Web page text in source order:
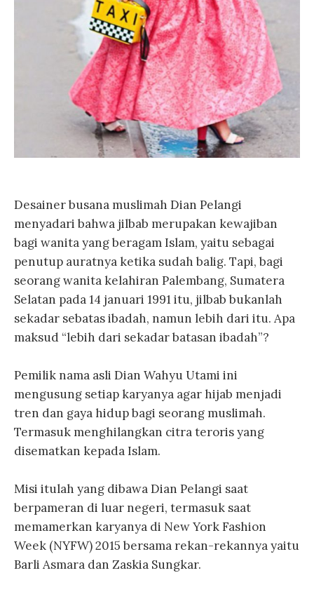
Desainer busana muslimah Dian Pelangi
menyadari bahwa jilbab merupakan kewajiban
bagi wanita yang beragam Islam, yaitu sebagai
penutup auratnya ketika sudah balig. Tapi, bagi
seorang wanita kelahiran Palembang, Sumatera
Selatan pada 14 januari 1991 itu, jilbab bukanlah
sekadar sebatas ibadah, namun lebih dari itu. Apa
maksud “lebih dari sekadar batasan ibadah”?
Pemilik nama asli Dian Wahyu Utami ini
mengusung setiap karyanya agar hijab menjadi
tren dan gaya hidup bagi seorang muslimah.
Termasuk menghilangkan citra teroris yang
disematkan kepada Islam.
Misi itulah yang dibawa Dian Pelangi saat
berpameran di luar negeri, termasuk saat
memamerkan karyanya di New York Fashion
Week (NYFW) 2015 bersama rekan-rekannya yaitu
Barli Asmara dan Zaskia Sungkar.